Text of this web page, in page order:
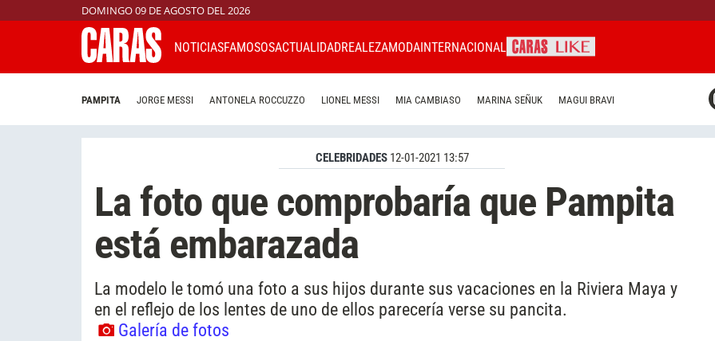
DOMINGO 09 DE AGOSTO DEL 2026
NOTICIASFAMOSOSACTUALIDADREALEZAMODAINTERNACIONAL
PAMPITA JORGE MESSI ANTONELA ROCCUZZO LIONEL MESSI MIA CAMBIASO MARINA SEÑUK MAGUI BRAVI
CELEBRIDADES 12-01-2021 13:57
La foto que comprobaría que Pampita
está embarazada
La modelo le tomó una foto a sus hijos durante sus vacaciones en la Riviera Maya y
en el reflejo de los lentes de uno de ellos parecería verse su pancita.
Galería de fotos